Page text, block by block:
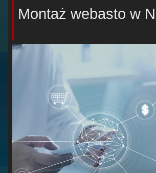
Montaż webasto w